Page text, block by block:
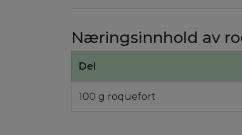
Næringsinnhold av
Del
100 g roquefort